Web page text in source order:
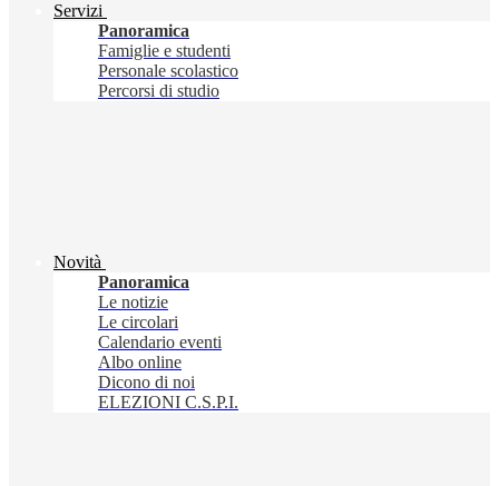
Servizi
Panoramica
Famiglie e studenti
Personale scolastico
Percorsi di studio
Novità
Panoramica
Le notizie
Le circolari
Calendario eventi
Albo online
Dicono di noi
ELEZIONI C.S.P.I.